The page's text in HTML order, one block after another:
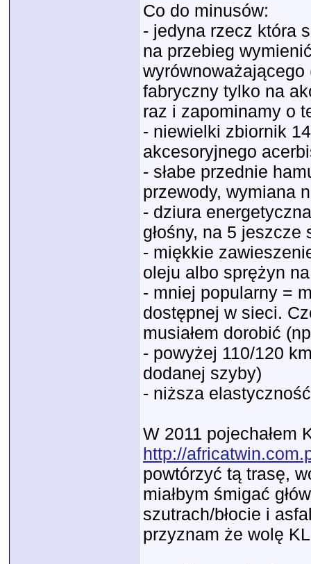
Co do minusów:
- jedyna rzecz która
na przebieg
fabryczny tylko na
raz i zapominamy o
- niewielki zbiornik
akcesoryjnego
- słabe przednie
przewody, wymiana
- dziura
głośny, na 5 jeszcze
- miękkie
oleju albo sprężyn
- mniej popularny =
dostępnej w sieci.
musiałem dorobić
- powyżej 110/120
dodanej szyby)
- niższa
W 2011 pojechałem
http://
powtórzyć tą trasę,
miałbym śmigać
szutrach/błocie i
przyznam że wolę